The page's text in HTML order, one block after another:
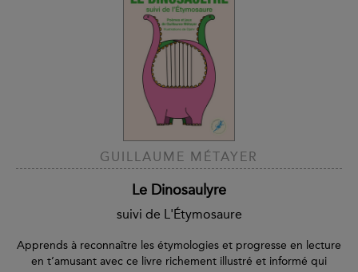
GUILLAUME MÉTAYER
Le Dinosaulyre
suivi de L'Étymosaure
Apprends à reconnaître les étymologies et progresse en lecture
en t’amusant avec ce livre richement illustré et informé qui